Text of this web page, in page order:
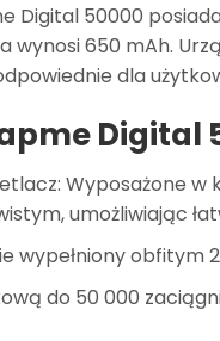
Digital 50000
650 mAh.
dla
: Wyposażone w
umożliwiając
wypełniony obfitym
do 50 000